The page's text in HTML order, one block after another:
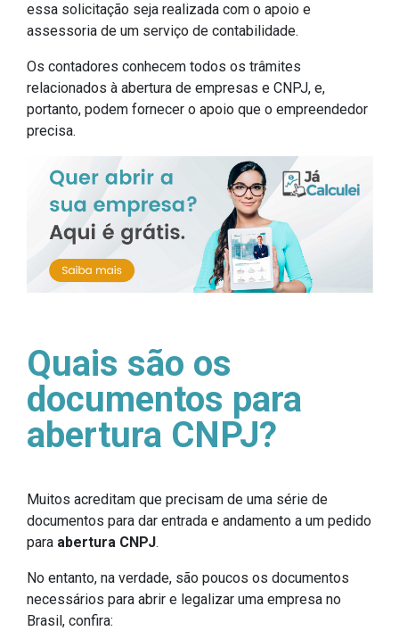
essa solicitação seja realizada com o apoio e
assessoria de um serviço de contabilidade.
Os contadores conhecem todos os trâmites
relacionados à abertura de empresas e CNPJ, e,
portanto, podem fornecer o apoio que o empreendedor
precisa.
Quais são os
documentos para
abertura CNPJ?
Muitos acreditam que precisam de uma série de
documentos para dar entrada e andamento a um pedido
para abertura CNPJ.
No entanto, na verdade, são poucos os documentos
necessários para abrir e legalizar uma empresa no
Brasil, confira: